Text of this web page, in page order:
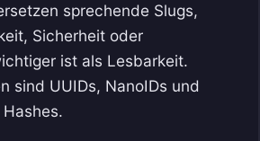
sprechende Slugs,
Sicherheit oder
ist als Lesbarkeit.
sind UUIDs, NanoIDs und